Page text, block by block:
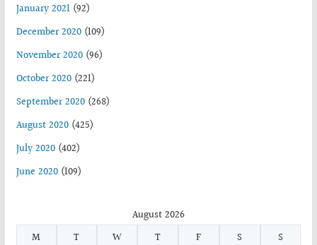
January 2021(92)
December 2020(109)
November 2020(96)
October 2020(221)
September 2020(268)
August 2020(425)
July 2020(402)
June 2020(109)
August 2026
M
T W T F S
S